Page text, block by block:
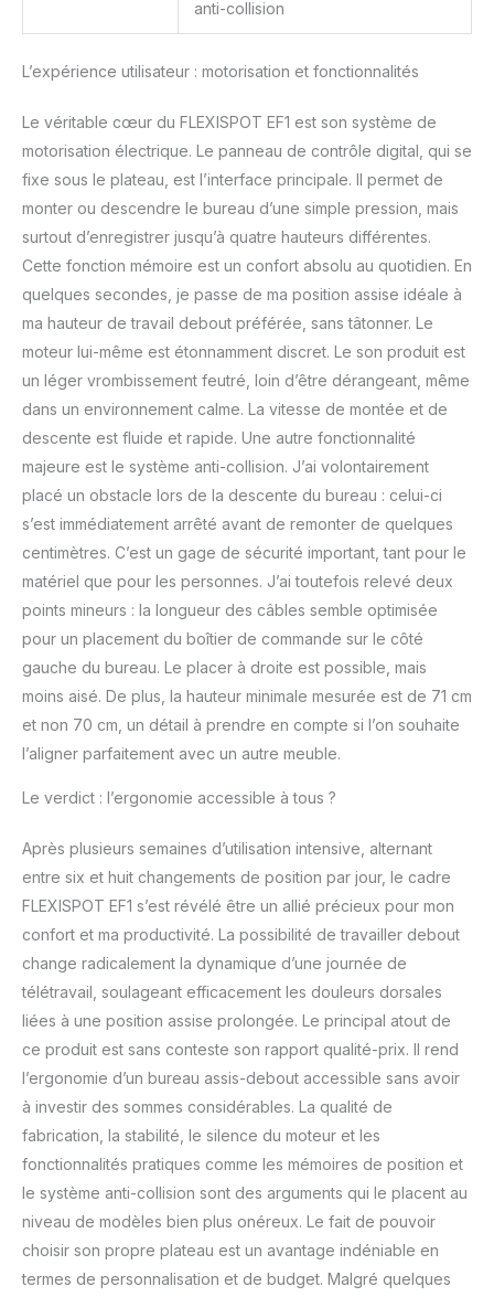
expert en technologie
autonome à hauteur
anti-collision
L’expérience utilisateur : motorisation et fonctionnalités
Le véritable cœur du FLEXISPOT EF1 est son système de
motorisation électrique. Le panneau de contrôle digital, qui se
fixe sous le plateau, est l’interface principale. Il permet de
monter ou descendre le bureau d’une simple pression, mais
surtout d’enregistrer jusqu’à quatre hauteurs différentes.
Cette fonction mémoire est un confort absolu au quotidien. En
quelques secondes, je passe de ma position assise idéale à
ma hauteur de travail debout préférée, sans tâtonner. Le
moteur lui-même est étonnamment discret. Le son produit est
un léger vrombissement feutré, loin d’être dérangeant, même
dans un environnement calme. La vitesse de montée et de
descente est fluide et rapide. Une autre fonctionnalité
majeure est le système anti-collision. J’ai volontairement
placé un obstacle lors de la descente du bureau : celui-ci
s’est immédiatement arrêté avant de remonter de quelques
centimètres. C’est un gage de sécurité important, tant pour le
matériel que pour les personnes. J’ai toutefois relevé deux
points mineurs : la longueur des câbles semble optimisée
pour un placement du boîtier de commande sur le côté
gauche du bureau. Le placer à droite est possible, mais
moins aisé. De plus, la hauteur minimale mesurée est de 71 cm
et non 70 cm, un détail à prendre en compte si l’on souhaite
l’aligner parfaitement avec un autre meuble.
Le verdict : l’ergonomie accessible à tous ?
Après plusieurs semaines d’utilisation intensive, alternant
entre six et huit changements de position par jour, le cadre
FLEXISPOT EF1 s’est révélé être un allié précieux pour mon
confort et ma productivité. La possibilité de travailler debout
change radicalement la dynamique d’une journée de
télétravail, soulageant efficacement les douleurs dorsales
liées à une position assise prolongée. Le principal atout de
ce produit est sans conteste son rapport qualité-prix. Il rend
l’ergonomie d’un bureau assis-debout accessible sans avoir
à investir des sommes considérables. La qualité de
fabrication, la stabilité, le silence du moteur et les
fonctionnalités pratiques comme les mémoires de position et
le système anti-collision sont des arguments qui le placent au
niveau de modèles bien plus onéreux. Le fait de pouvoir
choisir son propre plateau est un avantage indéniable en
termes de personnalisation et de budget. Malgré quelques